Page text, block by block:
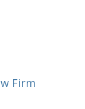
Firm